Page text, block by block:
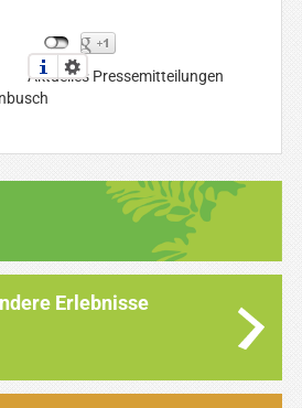
Aktuelles Pressemitteilungen
Erlebnisse